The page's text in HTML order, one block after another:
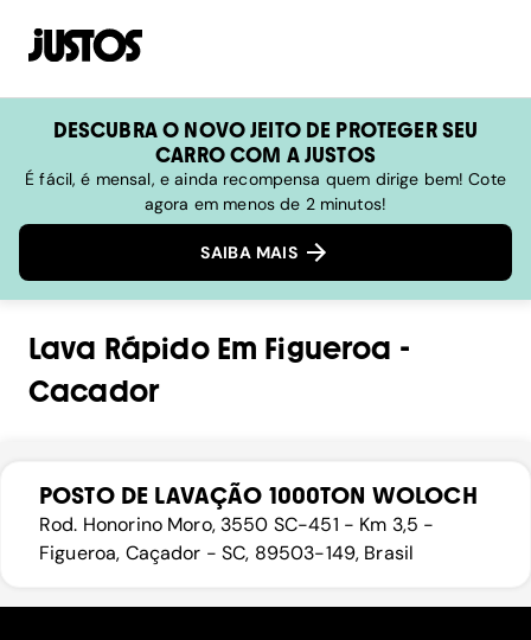
DESCUBRA O NOVO JEITO DE PROTEGER SEU
CARRO COM A JUSTOS
É fácil, é mensal, e ainda recompensa quem dirige bem! Cote
agora em menos de 2 minutos!
SAIBA MAIS
Lava RápidoEm Figueroa -
Cacador
POSTO DE LAVAÇÃO 1000TON WOLOCH
Rod. Honorino Moro, 3550 SC-451 - Km 3,5 -
Figueroa, Caçador - SC, 89503-149, Brasil